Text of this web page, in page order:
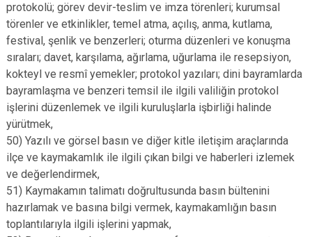
protokolü; görev devir-teslim ve imza törenleri; kurumsal
törenler ve etkinlikler, temel atma, açılış, anma, kutlama,
festival, şenlik ve benzerleri; oturma düzenleri ve konuşma
sıraları; davet, karşılama, ağırlama, uğurlama ile resepsiyon,
kokteyl ve resmî yemekler; protokol yazıları; dini bayramlarda
bayramlaşma ve benzeri temsil ile ilgili valiliğin protokol
işlerini düzenlemek ve ilgili kuruluşlarla işbirliği halinde
yürütmek,
50) Yazılı ve görsel basın ve diğer kitle iletişim araçlarında
ilçe ve kaymakamlık ile ilgili çıkan bilgi ve haberleri izlemek
ve değerlendirmek,
51) Kaymakamın talimatı doğrultusunda basın bültenini
hazırlamak ve basına bilgi vermek, kaymakamlığın basın
toplantılarıyla ilgili işlerini yapmak,